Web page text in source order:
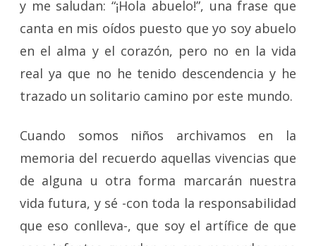
y me saludan: “¡Hola abuelo!”, una frase que
canta en mis oídos puesto que yo soy abuelo
en el alma y el corazón, pero no en la vida
real ya que no he tenido descendencia y he
trazado un solitario camino por este mundo.
Cuando somos niños archivamos en la
memoria del recuerdo aquellas vivencias que
de alguna u otra forma marcarán nuestra
vida futura, y sé -con toda la responsabilidad
que eso conlleva-, que soy el artífice de que